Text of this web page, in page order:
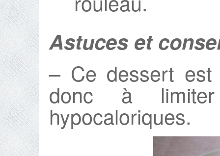
Astuces et
– Ce dessert
donc à
hypocaloriques.